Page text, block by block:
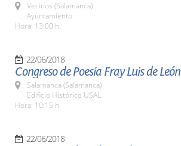
Vecinos (Salamanca)
Ayuntamiento
Hora: 13:00 h.
22/06/2018
Congreso de Poesía Fray Luis de León
Salamanca (Salamanca)
Edificio Histórico USAL
Hora: 10:15 h.
22/06/2018